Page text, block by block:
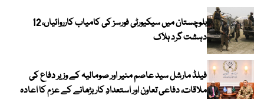
بلوچستان میں سیکیورٹی فورسز کی کامیاب کارروائیاں، 12
دہشت گرد ہلاک
فیلڈ مارشل سید عاصم منیر اور صومالیہ کے وزیر دفاع کی
ملاقات، دفاعی تعاون اور استعدادِ کار بڑھانے کے عزم کا اعادہ